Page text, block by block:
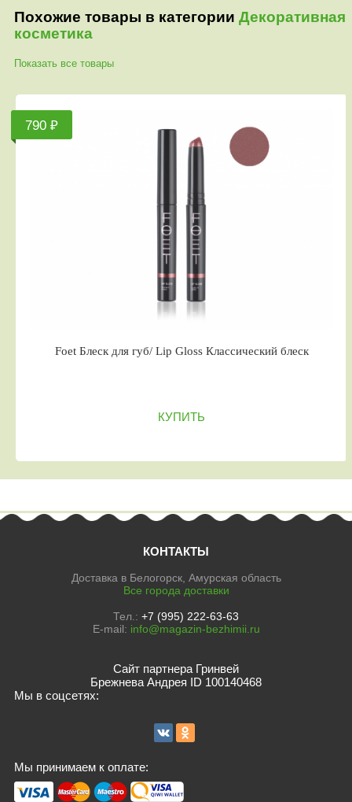
Похожие товары в категории Декоративная
косметика
Показать все товары
790 ₽
Foet Блеск для губ/ Lip Gloss Классический блеск
КУПИТЬ
КОНТАКТЫ
Доставка в Белогорск, Амурская область
Все города доставки
Тел.: +7 (995) 222-63-63
E-mail: info@magazin-bezhimii.ru
Сайт партнера Гринвей
Брежнева Андрея ID 100140468
Мы в соцсетях:
Мы принимаем к оплате: